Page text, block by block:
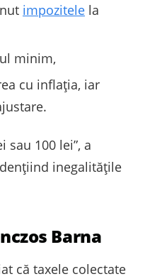
impozitele la
minim,
cu inflația, iar
sau 100 lei”, a
inegalitățile
Barna
că taxele colectate